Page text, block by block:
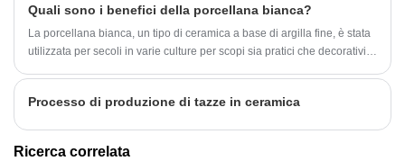
produzione sia notevolmente migliorato! Ma anche le ceramiche
tradizionali hanno una loro essenza!
Quali sono i benefici della porcellana bianca?
La porcellana bianca, un tipo di ceramica a base di argilla fine, è stata
utilizzata per secoli in varie culture per scopi sia pratici che decorativi.
Processo di produzione di tazze in ceramica
Ricerca correlata